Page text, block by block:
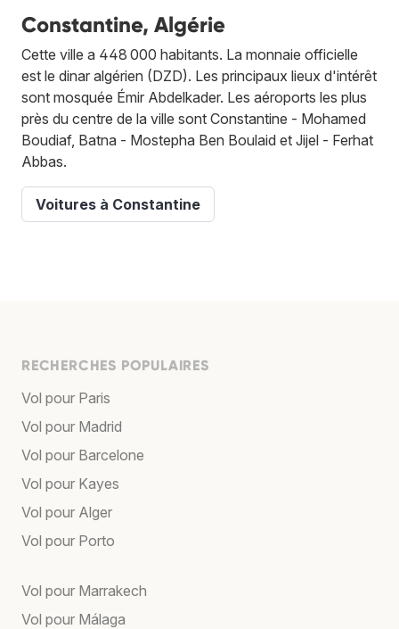
Constantine, Algérie
Cette ville a 448 000 habitants. La monnaie officielle
est le dinar algérien (DZD). Les principaux lieux d'intérêt
sont mosquée Émir Abdelkader. Les aéroports les plus
près du centre de la ville sont Constantine - Mohamed
Boudiaf, Batna - Mostepha Ben Boulaid et Jijel - Ferhat
Abbas.
Voitures à Constantine
RECHERCHES POPULAIRES
Vol pour Paris
Vol pour Madrid
Vol pour Barcelone
Vol pour Kayes
Vol pour Alger
Vol pour Porto
Vol pour Marrakech
Vol pour Málaga